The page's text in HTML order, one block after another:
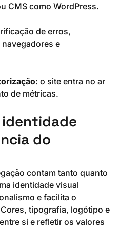
CMS como WordPress.
de erros,
e
o site entra no ar
de métricas.
do
contam tanto quanto
identidade visual
e facilita o
tipografia, logótipo e
si e refletir os valores